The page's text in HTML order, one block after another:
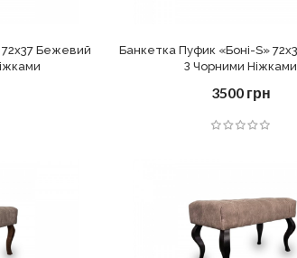
Бежевий
Банкетка Пуфик «Боні-S»
З Чорними Ніжками
3500 грн